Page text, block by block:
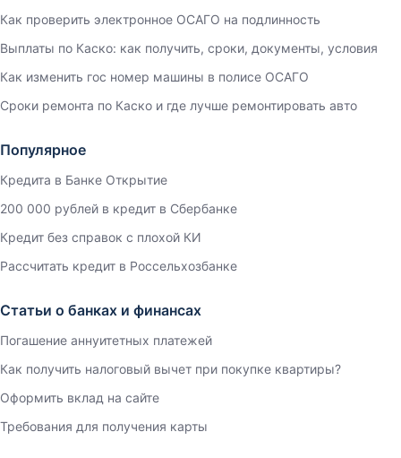
Как проверить электронное ОСАГО на подлинность
Выплаты по Каско: как получить, сроки, документы, условия
Как изменить гос номер машины в полисе ОСАГО
Сроки ремонта по Каско и где лучше ремонтировать авто
Популярное
Кредита в Банке Открытие
200 000 рублей в кредит в Сбербанке
Кредит без справок с плохой КИ
Рассчитать кредит в Россельхозбанке
Статьи о банках и финансах
Погашение аннуитетных платежей
Как получить налоговый вычет при покупке квартиры?
Оформить вклад на сайте
Требования для получения карты